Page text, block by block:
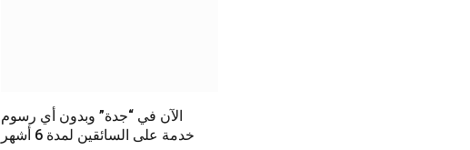
الآن في “جدة” وبدون أي رسوم
خدمة على السائقين لمدة 6 أشهر